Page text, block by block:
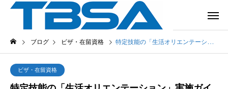
ブログ ビザ・在留資格 特定技能の「生活オリエンテーション」実施ガイド：所要時間の目安と押さえるべきポイント
ビザ・在留資格